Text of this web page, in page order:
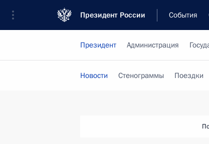
Президент России События
Президент Администрация
Новости Стенограммы Поездки